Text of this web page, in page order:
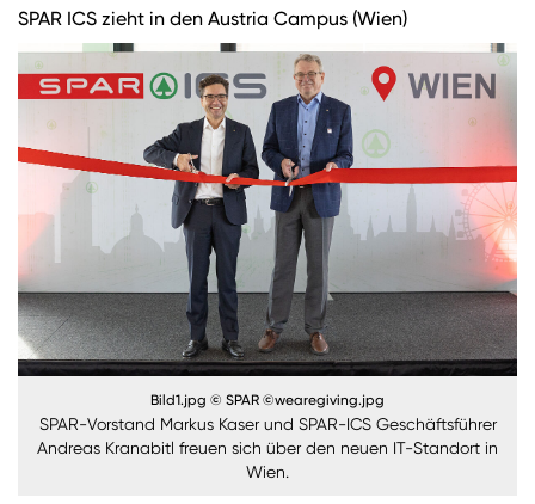
Oberösterreich
Niederösterreich
Wien
Burgenland
Steiermark
Kärnten
Unternehmen
Nachhaltigkeit
ANMELDEN
Sie wollen unsere aktuellen Medienmitteilungen
automatisch per E-Mail erhalten? Dann tragen Sie
SPAR ICS zieht in den Austria Campus (Wien)
Bild1.jpg © SPAR ©wearegiving.jpg
SPAR-Vorstand Markus Kaser und SPAR-ICS Geschäftsführer
Andreas Kranabitl freuen sich über den neuen IT-Standort in
Wien.